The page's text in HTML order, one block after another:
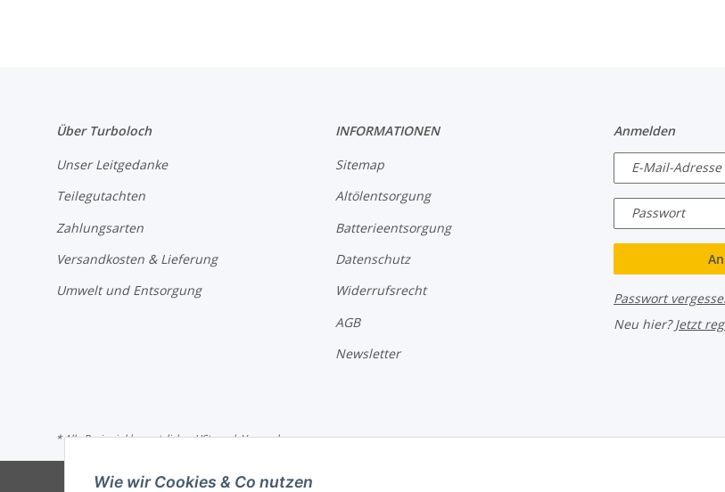
Über Turboloch
Unser Leitgedanke
Teilegutachten
Zahlungsarten
Versandkosten & Lieferung
Umwelt und Entsorgung
INFORMATIONEN
Sitemap
Altölentsorgung
Batterieentsorgung
Datenschutz
Widerrufsrecht
AGB
Newsletter
Anmelden
E-Mail-Adresse
Passwort
Passwort
Neu hier?Jetzt
* Alle Preise inkl. gesetzlicher USt., zzgl.Versand
Wie wir Cookies & Co nutzen